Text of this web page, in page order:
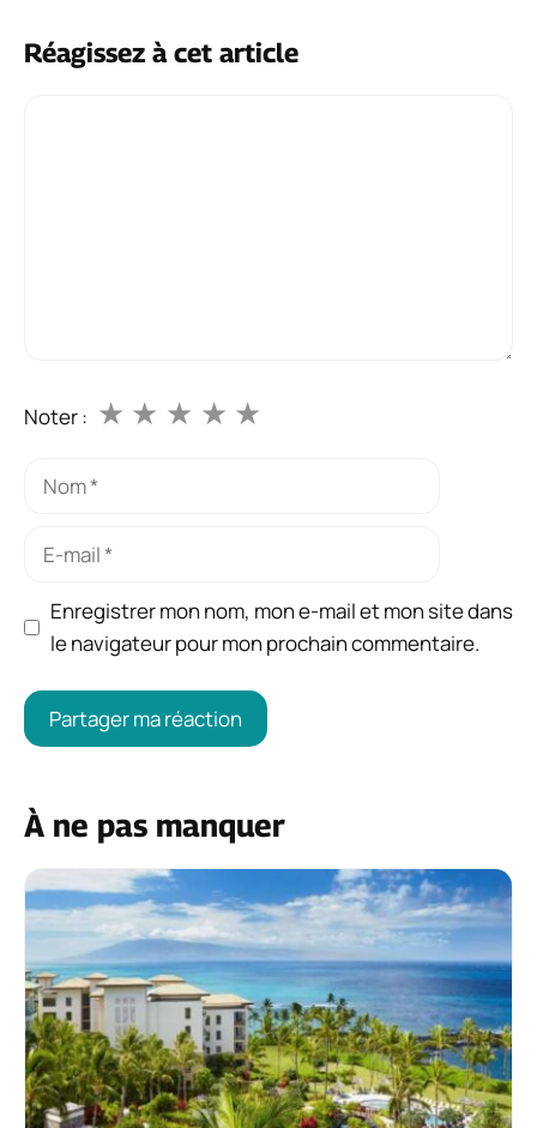
Réagissez à cet article
Noter : ★
★
★
★
★
Nom
Enregistrer mon nom, mon e-mail et mon site dans
le navigateur pour mon prochain commentaire.
À ne pas manquer